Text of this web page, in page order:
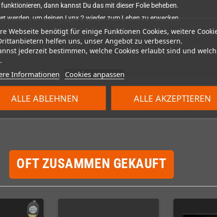
Webseite benötigt für einige Funktionen Cookies, weitere
helfen uns, unser Angebot zu verbessern.
jederzeit bestimmen, welche Cookies erlaubt sind und
Informationen Cookies anpassen
ALLE ABLEHNEN ALLE AKZEPTIEREN
dann kannst Du das mit dieser Folie beheben.
um deinen Lynx 2 wieder zum Leben zu erwecken,
OFT ZUSAMMEN GEKAUFT